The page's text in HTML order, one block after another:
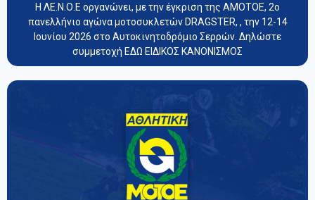
Η ΛΕ.Ν.Ο.Ε οργανώνει, με την έγκριση της ΑΜΟΤΟΕ, 2ο
πανελλήνιο αγώνα μοτοσυκλετών DRAGSTER, , την 12-14
Ιουνίου 2026 στο Αυτοκινητοδρόμιο Σερρών. Δηλώστε
συμμετοχή ΕΔΩ ΕΙΔΙΚΟΣ ΚΑΝΟΝΙΣΜΟΣ